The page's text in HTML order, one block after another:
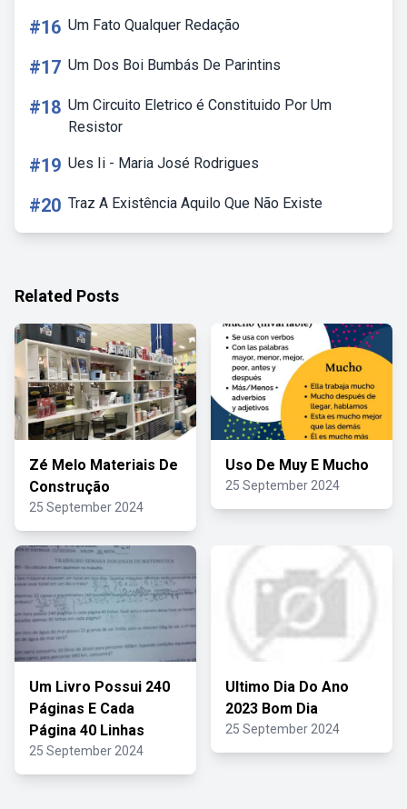
#16 Um Fato Qualquer Redação
#17 Um Dos Boi Bumbás De Parintins
#18 Um Circuito Eletrico é Constituido Por Um
Resistor
#19 Ues Ii - Maria José Rodrigues
#20 Traz A Existência Aquilo Que Não Existe
Related Posts
Zé Melo Materiais De
Construção
25 September 2024
Uso De Muy E Mucho
25 September 2024
Um Livro Possui 240
Páginas E Cada
Página 40 Linhas
25 September 2024
Ultimo Dia Do Ano
2023 Bom Dia
25 September 2024